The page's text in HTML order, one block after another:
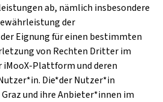
ab, nämlich insbesondere
der
Eignung für einen bestimmten
von Rechten Dritter im
iMooX-Plattform und deren
Die*der Nutzer*in
und ihre Anbieter*innen im